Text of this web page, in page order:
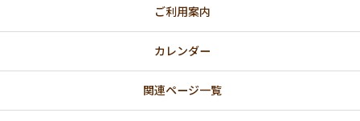
ご利用案内
カレンダー
関連ページ一覧